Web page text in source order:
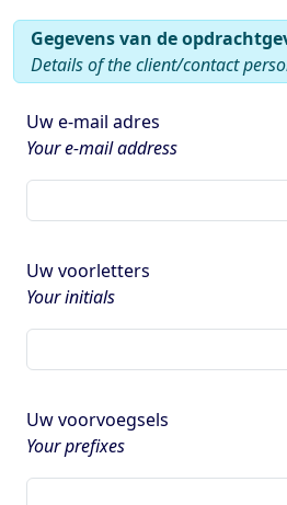
Gegevens van de
Details of the client/contact
Uw e-mail adres
Your e-mail address
Uw voorletters
Your initials
Uw voorvoegsels
Your prefixes